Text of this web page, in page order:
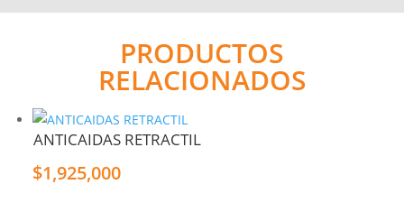
PRODUCTOS
RELACIONADOS
ANTICAIDAS RETRACTIL
$1,925,000